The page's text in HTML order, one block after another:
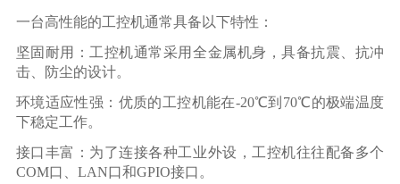
一台高性能的工控机通常具备以下特性：
坚固耐用：工控机通常采用全金属机身，具备抗震、抗冲
击、防尘的设计。
环境适应性强：优质的工控机能在-20℃到70℃的极端温度
下稳定工作。
接口丰富：为了连接各种工业外设，工控机往往配备多个
COM口、LAN口和GPIO接口。